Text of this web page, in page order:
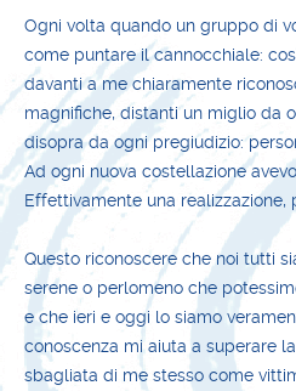
Ogni volta quando un gruppo di
come puntare il cannocchiale:
davanti a me chiaramente
magnifiche, distanti un miglio da
disopra da ogni pregiudizio:
Ad ogni nuova costellazione
Effettivamente una
Questo riconoscere che noi tutti
serene o perlomeno che
e che ieri e oggi lo siamo
conoscenza mi aiuta a superare
sbagliata di me stesso come